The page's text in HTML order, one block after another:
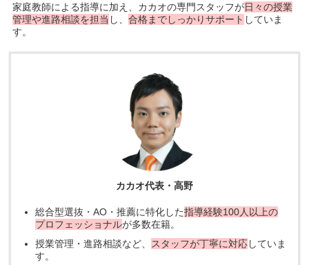
家庭教師による指導に加え、カカオの専門スタッフが日々の授業
管理や進路相談を担当 し、合格までしっかりサポート していま
す。
カカオ代表・高野
総合型選抜・AO・推薦に特化した指導経験100人以上の
プロフェッショナルが多数在籍。
授業管理・進路相談など、 スタッフが丁寧に対応していま
す。